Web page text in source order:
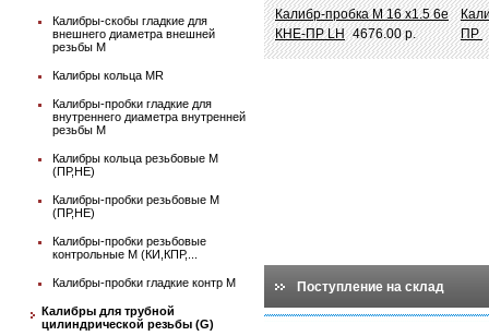
Калибры-скобы гладкие для
внешнего диаметра внешней
резьбы М
Калибры кольца MR
Калибры-пробки гладкие для
внутреннего диаметра внутренней
резьбы М
Калибры кольца резьбовые М
(ПР,НЕ)
Калибры-пробки резьбовые М
(ПР,НЕ)
Калибры-пробки резьбовые
контрольные М (КИ,КПР,...
Калибры-пробки гладкие контр М
Калибры для трубной
цилиндрической резьбы (G)
Калибр-пробка М 16 х1.5 6e
КНЕ-ПР LH 4676.00 р.
ПР
Поступление на склад